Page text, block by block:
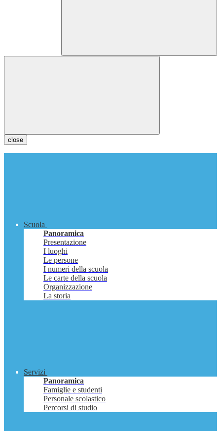
close
Scuola
Panoramica
Presentazione
I luoghi
Le persone
I numeri della scuola
Le carte della scuola
Organizzazione
La storia
Servizi
Panoramica
Famiglie e studenti
Personale scolastico
Percorsi di studio